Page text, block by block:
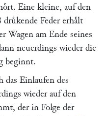
Eine kleine, auf den
druͤkende Feder erhaͤlt
Wagen am Ende seines
neuerdings wieder die
beginnt.
das Einlaufen des
wieder auf den
der in Folge der